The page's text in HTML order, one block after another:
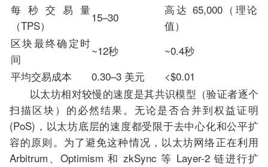
每秒交易量
（TPS）
15–30
高达 65,000（理论
值）
区块最终确定时
间
~12秒
~0.4秒
平均交易成本
0.30–3 美元
<$0.01
以太坊相对较慢的速度是其共识模型（验证者逐个
扫描区块）的必然结果。无论是否合并到权益证明
(PoS)，以太坊底层的速度都受限于去中心化和公平扩
容的原则。为了避免这种情况，以太坊网络正在利用
Arbitrum、Optimism 和 zkSync 等 Layer-2 链进行扩